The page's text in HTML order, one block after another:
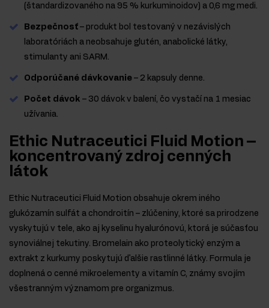
(štandardizovaného na 95 % kurkuminoidov) a 0,6 mg medi.
Bezpečnosť – produkt bol testovaný v nezávislých
laboratóriách a neobsahuje glutén, anabolické látky,
stimulanty ani SARM.
Odporúčané dávkovanie – 2 kapsuly denne.
Počet dávok – 30 dávok v balení, čo vystačí na 1 mesiac
užívania.
Ethic Nutraceutici Fluid Motion –
koncentrovaný zdroj cenných
látok
Ethic Nutraceutici Fluid Motion obsahuje okrem iného
glukózamín sulfát a chondroitín – zlúčeniny, ktoré sa prirodzene
vyskytujú v tele, ako aj kyselinu hyalurónovú, ktorá je súčasťou
synoviálnej tekutiny. Bromelain ako proteolytický enzým a
extrakt z kurkumy poskytujú ďalšie rastlinné látky. Formula je
doplnená o cenné mikroelementy a vitamín C, známy svojím
všestranným významom pre organizmus.